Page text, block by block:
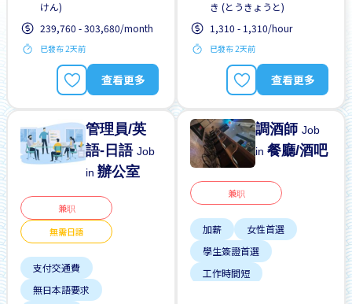
けん)
239,760 - 303,680/month
已發布 2天前
查看更多
週末輪班
靠近車站
き (とうきょうと)
1,310 - 1,310/hour
已發布 2天前
查看更多
管理員/英
語-日語Job
in辦公室
兼职
無需日語
支付交通費
無日本語要求
調酒師Job
in餐廳/酒吧
兼职
加薪
女性首選
學生簽證首選
工作時間短